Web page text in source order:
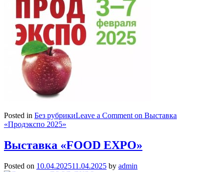
Posted in Без рубрикиLeave a Comment on Выставка
«Продэкспо 2025»
Выставка «FOOD EXPO»
Posted on 10.04.202511.04.2025 by admin